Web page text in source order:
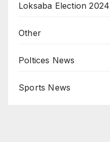
Loksaba Election 2024
Other
Poltices News
Sports News